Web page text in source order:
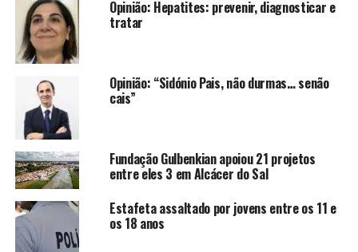
Opinião: Hepatites: prevenir, diagnosticar e
tratar
Opinião: “Sidónio Pais, não durmas… senão
cais”
Fundação Gulbenkian apoiou 21 projetos
entre eles 3 em Alcácer do Sal
Estafeta assaltado por jovens entre os 11 e
os 18 anos